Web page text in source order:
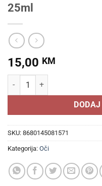
25ml
15,00 KM
TTO Termalni sprej za
SKU: 8680145081571
Kategorija: Oči